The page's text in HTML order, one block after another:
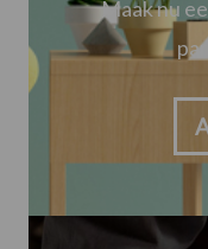
Maak nu